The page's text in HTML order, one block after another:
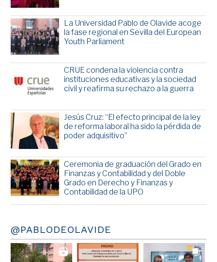
La Universidad Pablo de Olavide acoge
la fase regional en Sevilla del European
Youth Parliament
CRUE condena la violencia contra
instituciones educativas y la sociedad
civil y reafirma su rechazo a la guerra
Jesús Cruz: “El efecto principal de la ley
de reforma laboral ha sido la pérdida de
poder adquisitivo”
Ceremonia de graduación del Grado en
Finanzas y Contabilidad y del Doble
Grado en Derecho y Finanzas y
Contabilidad de la UPO
@PABLODEOLAVIDE